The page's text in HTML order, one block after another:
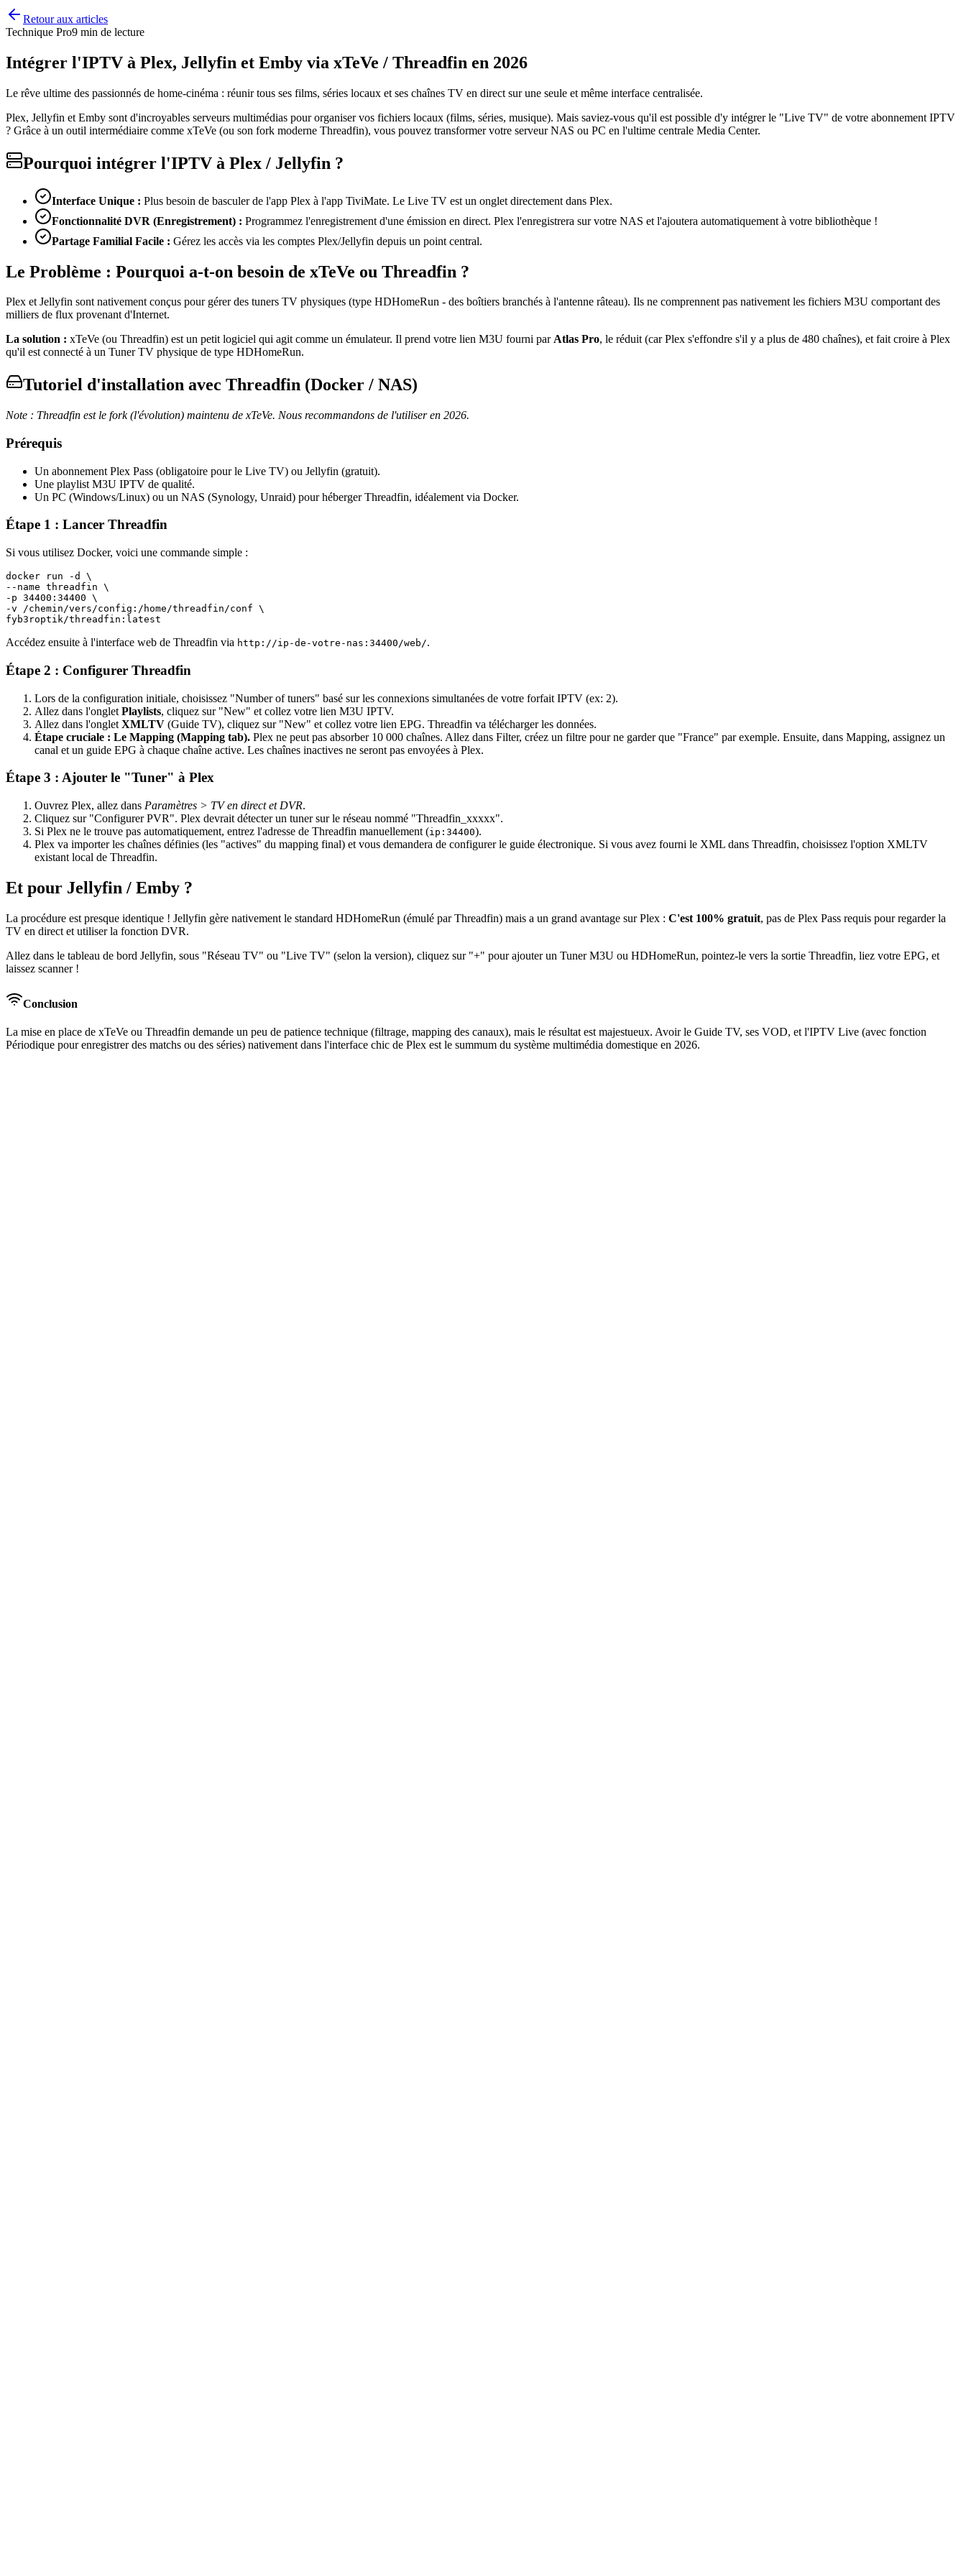
Retour aux articles
Technique Pro9 min de lecture
Intégrer l'IPTV à Plex, Jellyfin et Emby via xTeVe / Threadfin en 2026
Le rêve ultime des passionnés de home-cinéma : réunir tous ses films, séries locaux et ses chaînes TV en direct sur une seule et même interface centralisée.
Plex, Jellyfin et Emby sont d'incroyables serveurs multimédias pour organiser vos fichiers locaux (films, séries, musique). Mais saviez-vous qu'il est possible d'y intégrer le "Live TV" de votre abonnement IPTV
? Grâce à un outil intermédiaire comme xTeVe (ou son fork moderne Threadfin), vous pouvez transformer votre serveur NAS ou PC en l'ultime centrale Media Center.
Pourquoi intégrer l'IPTV à Plex / Jellyfin ?
Interface Unique : Plus besoin de basculer de l'app Plex à l'app TiviMate. Le Live TV est un onglet directement dans Plex.
Fonctionnalité DVR (Enregistrement) : Programmez l'enregistrement d'une émission en direct. Plex l'enregistrera sur votre NAS et l'ajoutera automatiquement à votre bibliothèque !
Partage Familial Facile : Gérez les accès via les comptes Plex/Jellyfin depuis un point central.
Le Problème : Pourquoi a-t-on besoin de xTeVe ou Threadfin ?
Plex et Jellyfin sont nativement conçus pour gérer des tuners TV physiques (type HDHomeRun - des boîtiers branchés à l'antenne râteau). Ils ne comprennent pas nativement les fichiers M3U comportant des
milliers de flux provenant d'Internet.
La solution : xTeVe (ou Threadfin) est un petit logiciel qui agit comme un émulateur. Il prend votre lien M3U fourni parAtlas Pro, le réduit (car Plex s'effondre s'il y a plus de 480 chaînes), et fait croire à Plex
qu'il est connecté à un Tuner TV physique de type HDHomeRun.
Tutoriel d'installation avec Threadfin (Docker / NAS)
Note : Threadfin est le fork (l'évolution) maintenu de xTeVe. Nous recommandons de l'utiliser en 2026.
Prérequis
Un abonnement Plex Pass (obligatoire pour le Live TV) ou Jellyfin (gratuit).
Une playlist M3U IPTV de qualité.
Un PC (Windows/Linux) ou un NAS (Synology, Unraid) pour héberger Threadfin, idéalement via Docker.
Étape 1 : Lancer Threadfin
Si vous utilisez Docker, voici une commande simple :
docker run -d \
--name threadfin \
-p 34400:34400 \
-v /chemin/vers/config:/home/threadfin/conf \
fyb3roptik/threadfin:latest
Accédez ensuite à l'interface web de Threadfin via http://ip-de-votre-nas:34400/web/.
Étape 2 : Configurer Threadfin
Lors de la configuration initiale, choisissez "Number of tuners" basé sur les connexions simultanées de votre forfait IPTV (ex: 2).
Allez dans l'onglet Playlists, cliquez sur "New" et collez votre lien M3U IPTV.
Allez dans l'onglet XMLTV (Guide TV), cliquez sur "New" et collez votre lien EPG. Threadfin va télécharger les données.
Étape cruciale : Le Mapping (Mapping tab). Plex ne peut pas absorber 10 000 chaînes. Allez dans Filter, créez un filtre pour ne garder que "France" par exemple. Ensuite, dans Mapping, assignez un
canal et un guide EPG à chaque chaîne active. Les chaînes inactives ne seront pas envoyées à Plex.
Étape 3 : Ajouter le "Tuner" à Plex
Ouvrez Plex, allez dans Paramètres > TV en direct et DVR.
Cliquez sur "Configurer PVR". Plex devrait détecter un tuner sur le réseau nommé "Threadfin_xxxxx".
Si Plex ne le trouve pas automatiquement, entrez l'adresse de Threadfin manuellement (ip:34400).
Plex va importer les chaînes définies (les "actives" du mapping final) et vous demandera de configurer le guide électronique. Si vous avez fourni le XML dans Threadfin, choisissez l'option XMLTV
existant local de Threadfin.
Et pour Jellyfin / Emby ?
La procédure est presque identique ! Jellyfin gère nativement le standard HDHomeRun (émulé par Threadfin) mais a un grand avantage sur Plex : C'est 100% gratuit, pas de Plex Pass requis pour regarder la
TV en direct et utiliser la fonction DVR.
Allez dans le tableau de bord Jellyfin, sous "Réseau TV" ou "Live TV" (selon la version), cliquez sur "+" pour ajouter un Tuner M3U ou HDHomeRun, pointez-le vers la sortie Threadfin, liez votre EPG, et
laissez scanner !
Conclusion
La mise en place de xTeVe ou Threadfin demande un peu de patience technique (filtrage, mapping des canaux), mais le résultat est majestueux. Avoir le Guide TV, ses VOD, et l'IPTV Live (avec fonction
Périodique pour enregistrer des matchs ou des séries) nativement dans l'interface chic de Plex est le summum du système multimédia domestique en 2026.